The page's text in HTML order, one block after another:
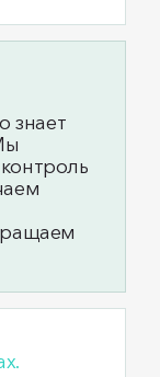
знает